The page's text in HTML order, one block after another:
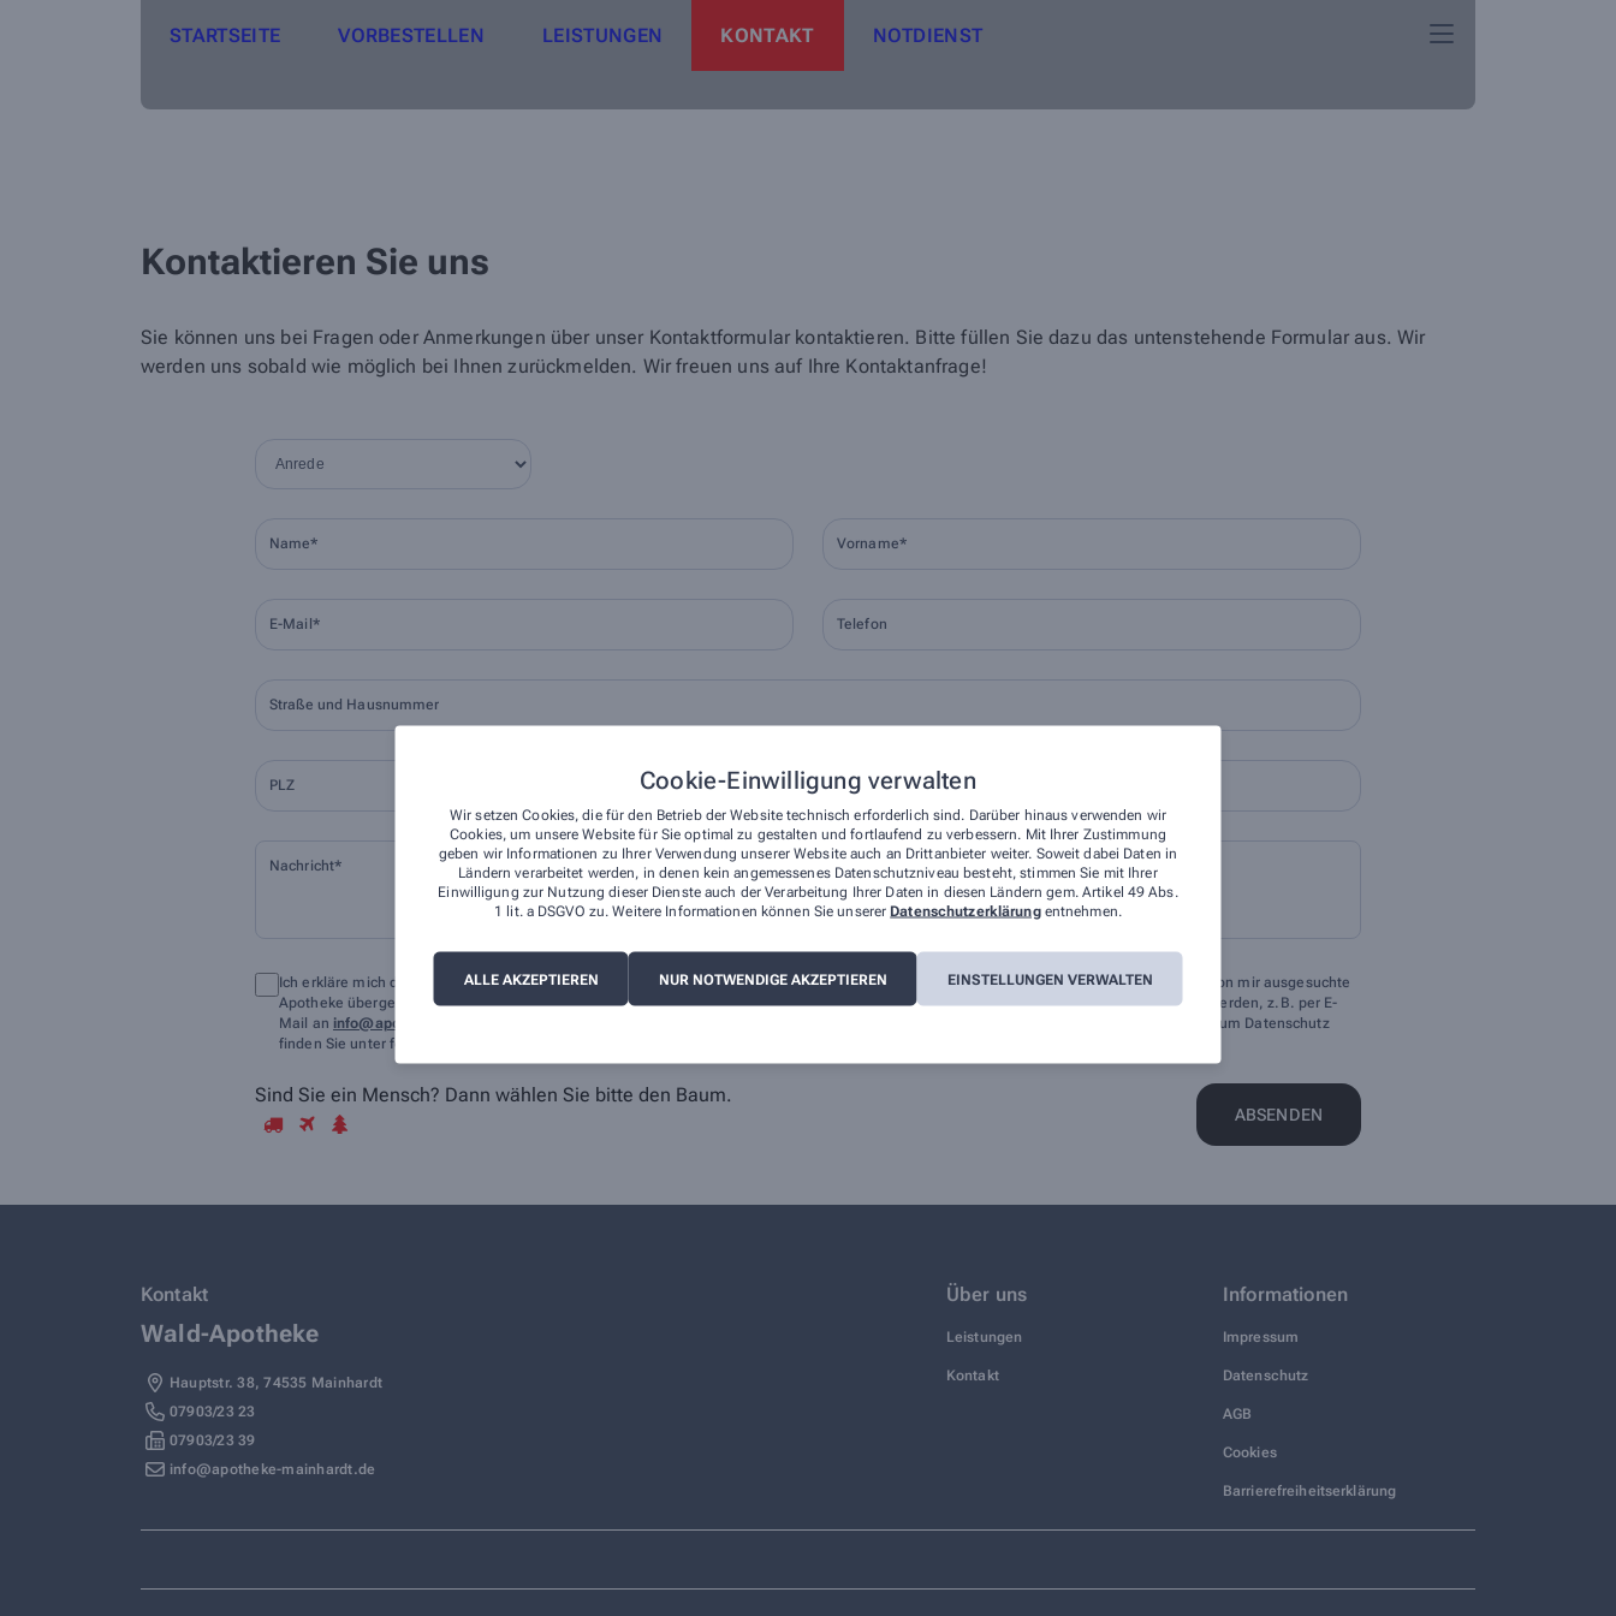
Cookie-Einwilligung verwalten
Wir setzen Cookies, die für den Betrieb der Website technisch erforderlich sind. Darüber hinaus verwenden wir
Cookies, um unsere Website für Sie optimal zu gestalten und fortlaufend zu verbessern. Mit Ihrer Zustimmung
geben wir Informationen zu Ihrer Verwendung unserer Website auch an Drittanbieter weiter. Soweit dabei Daten in
Ländern verarbeitet werden, in denen kein angemessenes Datenschutzniveau besteht, stimmen Sie mit Ihrer
Einwilligung zur Nutzung dieser Dienste auch der Verarbeitung Ihrer Daten in diesen Ländern gem. Artikel 49 Abs.
1 lit. a DSGVO zu. Weitere Informationen können Sie unserer Datenschutzerklärungentnehmen.
ALLE AKZEPTIEREN NUR NOTWENDIGE AKZEPTIEREN EINSTELLUNGEN VERWALTEN
STARTSEITE VORBESTELLEN LEISTUNGEN KONTAKT NOTDIENST
Kontaktieren Sie uns
Sie können uns bei Fragen oder Anmerkungen über unser Kontaktformular kontaktieren. Bitte füllen Sie dazu das untenstehende Formular aus. Wir
werden uns sobald wie möglich bei Ihnen zurückmelden. Wir freuen uns auf Ihre Kontaktanfrage!
Name* Vorname*
E-Mail* Telefon
Straße und Hausnummer
PLZ Ort
Nachricht*
Ich erkläre mich damit einverstanden, dass die von mir angegebenen Daten elektronisch erfasst und gespeichert und meine Daten an die von mir ausgesuchte
Apotheke übergeben werden. Rechtsgrundlage der Verarbeitung ist Art. 6 Abs. 1 lit. a DS-GVO. Die Einwilligung kann jederzeit widerrufen werden, z.B. per E-
Mail an info@apotheke-mainhardt.de
. Ihre Daten werden ausschließlich zur Bearbeitung Ihrer Anfrage verwendet. Weitere Informationen zum Datenschutz
finden Sie unter folgendem Link:
Sind Sie ein Mensch? Dann wählen Sie bitte den Baum.
Kontakt
Wald-Apotheke
Hauptstr. 38,74535 Mainhardt
07903/23 23
07903/23 39
info@apotheke-mainhardt.de
Über uns
Leistungen
Kontakt
Informationen
Impressum
Datenschutz
AGB
Cookies
Barrierefreiheitserklärung